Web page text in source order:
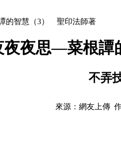
的智慧（3） 聖印法師著
夜夜思—菜根譚
不弄
來源：網友上傳